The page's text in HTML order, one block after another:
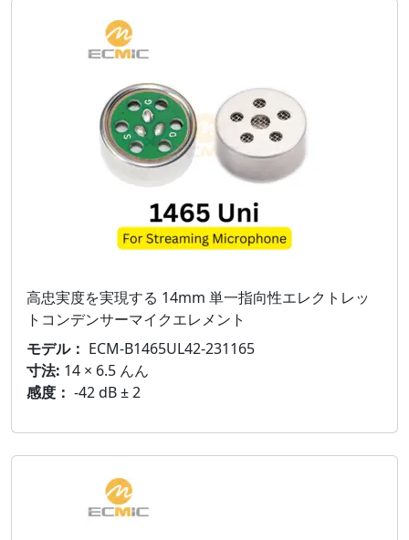
高忠実度を実現する 14mm 単一指向性エレクトレッ
トコンデンサーマイクエレメント
モデル： ECM-B1465UL42-231165
寸法: 14 × 6.5 んん
感度： -42 dB ± 2